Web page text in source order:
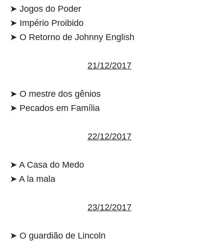
➤ Jogos do Poder
➤ Império Proibido
➤ O Retorno de Johnny English
21/12/2017
➤ O mestre dos gênios
➤ Pecados em Família
22/12/2017
➤ A Casa do Medo
➤ A la mala
23/12/2017
➤ O guardião de Lincoln